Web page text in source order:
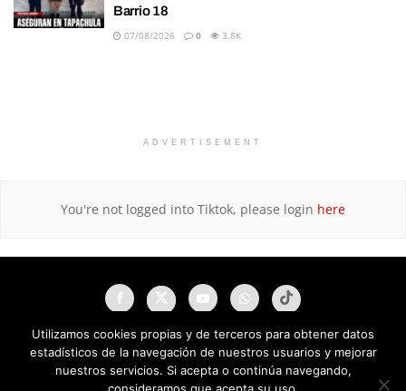
Barrio 18
07/08/2026 0 3.8K
ADVERTISEMENT
You're not logged into Tiktok, please login here
Utilizamos cookies propias y de terceros para obtener datos
estadísticos de la navegación de nuestros usuarios y mejorar
nuestros servicios. Si acepta o continúa navegando,